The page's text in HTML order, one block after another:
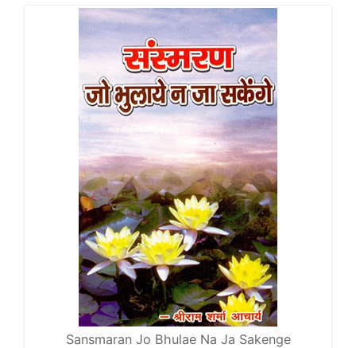
Sansmaran Jo Bhulae Na Ja Sakenge